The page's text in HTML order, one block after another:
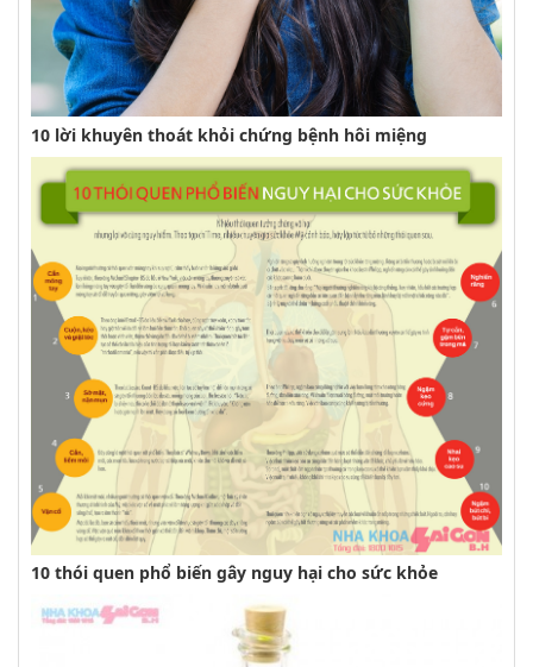
10 lời khuyên thoát khỏi chứng bệnh hôi miệng
10 thói quen phổ biến gây nguy hại cho sức khỏe